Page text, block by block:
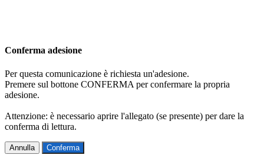
Conferma adesione
Per questa comunicazione è richiesta un'adesione.
Premere sul bottone CONFERMA per confermare la propria
adesione.
Attenzione: è necessario aprire l'allegato (se presente) per dare la
conferma di lettura.
Annulla Conferma